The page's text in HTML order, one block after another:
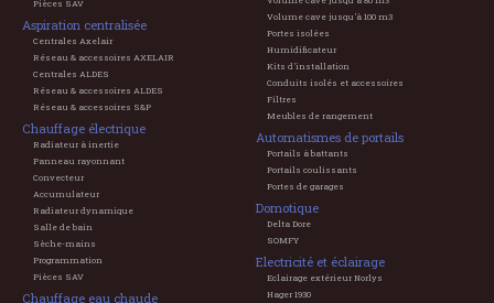
Pièces SAV
Aspiration centralisée
Centrales Axelair
Réseau & accessoires AXELAIR
Centrales ALDES
Réseau & accessoires ALDES
Réseau & accessoires S&P
Chauffage électrique
Radiateur à inertie
Panneau rayonnant
Convecteur
Accumulateur
Radiateur dynamique
Salle de bain
Sèche-mains
Programmation
Pièces SAV
Chauffage eau chaude
Volume cave jusqu'à 100 m3
Portes isolées
Humidificateur
Kits d'installation
Conduits isolés et accessoires
Filtres
Meubles de rangement
Automatismes de portails
Portails à battants
Portails coulissants
Portes de garages
Domotique
Delta Dore
SOMFY
Electricité et éclairage
Eclairage extérieur Norlys
Hager 1930